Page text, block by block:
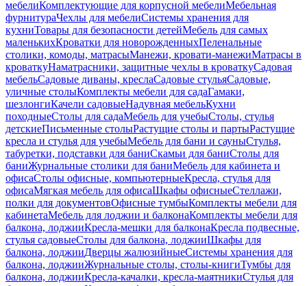
мебелиКомплектующие для корпусной мебелиМебельная
фурнитураЧехлы для мебелиСистемы хранения для
кухниТовары для безопасности детейМебель для самых
маленькихКроватки для новорожденныхПеленальные
столики, комоды, матрасыМанежи, кровати-манежиМатрасы в
кроваткуНаматрасники, защитные чехлы в кроваткуСадовая
мебельСадовые диваны, креслаСадовые стульяСадовые,
уличные столыКомплекты мебели для садаГамаки,
шезлонгиКачели садовыеНадувная мебельКухни
походныеСтолы для садаМебель для учебыСтолы, стулья
детскиеПисьменные столыРастущие столы и партыРастущие
кресла и стулья для учебыМебель для бани и сауныСтулья,
табуретки, подставки для баниСкамьи для баниСтолы для
баниЖурнальные столики для баниМебель для кабинета и
офисаСтолы офисные, компьютерныеКресла, стулья для
офисаМягкая мебель для офисаШкафы офисныеСтеллажи,
полки для документовОфисные тумбыКомплекты мебели для
кабинетаМебель для лоджии и балконаКомплекты мебели для
балкона, лоджииКресла-мешки для балконаКресла подвесные,
стулья садовыеСтолы для балкона, лоджииШкафы для
балкона, лоджииДверцы жалюзийныеСистемы хранения для
балкона, лоджииЖурнальные столы, столы-книгиТумбы для
балкона, лоджииКресла-качалки, кресла-маятникиСтулья для